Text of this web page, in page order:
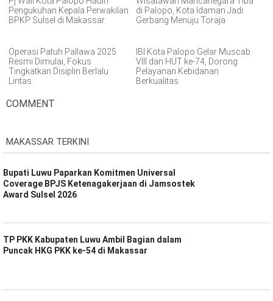
Pengukuhan Kepala Perwakilan
BPKP Sulsel di Makassar
di Palopo, Kota Idaman Jadi
Gerbang Menuju Toraja
Operasi Patuh Pallawa 2025
Resmi Dimulai, Fokus
Tingkatkan Disiplin Berlalu
Lintas
IBI Kota Palopo Gelar Muscab
VIII dan HUT ke-74, Dorong
Pelayanan Kebidanan
Berkualitas
COMMENT
MAKASSAR TERKINI
Bupati Luwu Paparkan Komitmen Universal
Coverage BPJS Ketenagakerjaan di Jamsostek
Award Sulsel 2026
TP PKK Kabupaten Luwu Ambil Bagian dalam
Puncak HKG PKK ke-54 di Makassar